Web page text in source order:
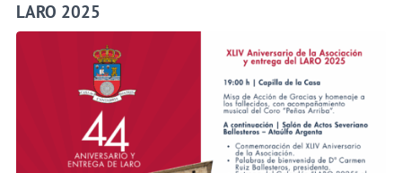
LARO 2025